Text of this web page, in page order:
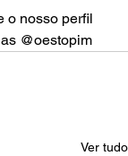
o nosso perfil
@oestopim
Ver tudo